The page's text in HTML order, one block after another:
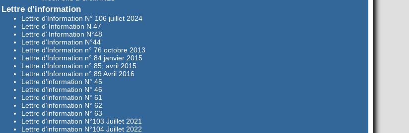
Lettre d’information
Lettre d’Information N° 106 juillet 2024
Lettre d’ Information N 47
Lettre d’ Information N°48
Lettre d’Information N°44
Lettre d’Information n° 76 octobre 2013
Lettre d’Information n° 84 janvier 2015
Lettre d’Information n° 85, avril 2015
Lettre d’Information n° 89 Avril 2016
Lettre d’information N° 45
Lettre d’information N° 46
Lettre d’information N° 61
Lettre d’information N° 62
Lettre d’information N° 63
Lettre d’information N°103 Juillet 2021
Lettre d’information N°104 Juillet 2022